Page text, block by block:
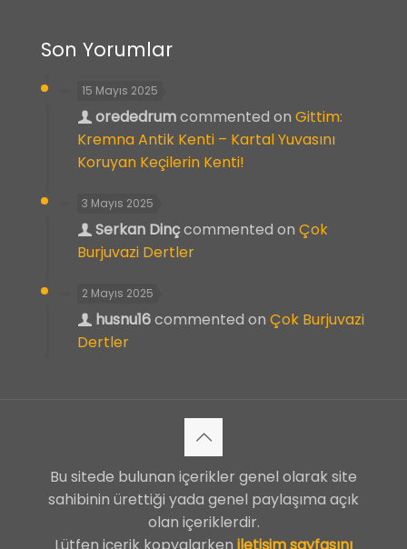
Son Yorumlar
15 Mayıs 2025
orededrumcommented on Gittim:
Kremna Antik Kenti – Kartal Yuvasını
Koruyan Keçilerin Kenti!
3 Mayıs 2025
Serkan Dinçcommented on Çok
Burjuvazi Dertler
2 Mayıs 2025
husnu16commented on Çok Burjuvazi
Dertler
Bu sitede bulunan içerikler genel olarak site
sahibinin ürettiği yada genel paylaşıma açık
olan içeriklerdir.
Lütfen içerik kopyalarken iletişim sayfasını